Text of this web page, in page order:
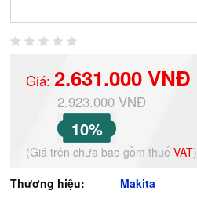
Giá:2.631.000 VNĐ
2.923.000 VNĐ
10%
(Giá trên chưa bao gồm thuếVAT)
Thương hiệu:
Makita